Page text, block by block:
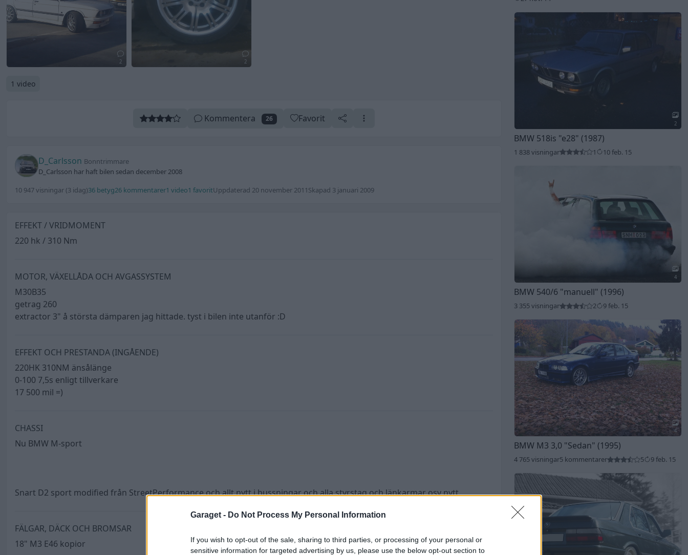
Garaget - Do Not Process My Personal Information
If you wish to opt-out of the sale, sharing to third parties, or processing of your personal or
sensitive information for targeted advertising by us, please use the below opt-out section to
2 2
1 video
Kommentera 26 Favorit
D_Carlsson Bonntrimmare
D_Carlsson har haft bilen sedan december 2008
10 947 visningar (3 idag)36 betyg26 kommentarer1 video1 favoritUppdaterad 20 november 2011Skapad 3 januari 2009
EFFEKT / VRIDMOMENT
220 hk / 310 Nm
MOTOR, VÄXELLÅDA OCH AVGASSYSTEM
M30B35
getrag 260
extractor 3" å största dämparen jag hittade. tyst i bilen inte utanför :D
EFFEKT OCH PRESTANDA (INGÅENDE)
220HK 310NM änsålänge
0-100 7,5s enligt tillverkare
17 500 mil =)
CHASSI
Nu BMW M-sport
Snart D2 sport modified från StreetPerformance och allt nytt i bussningar och alla styrstag och länkarmar osv nytt
FÄLGAR, DÄCK OCH BROMSAR
18" M3 E46 kopior
2
BMW 518is "e28" (1987)
1 838 visningar 1 10 feb. 15
4
BMW 540/6 "manuell" (1996)
3 355 visningar 2 9 feb. 15
4
BMW M3 3,0 "Sedan" (1995)
4 765 visningar5 kommentarer 5 9 feb. 15